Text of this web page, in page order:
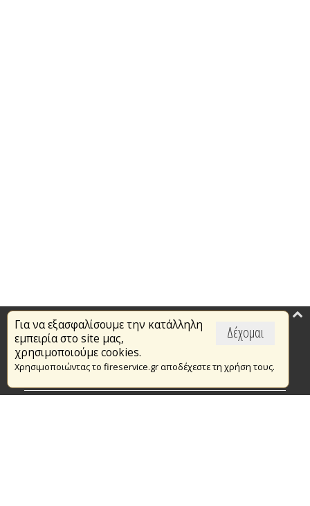
Δέχομαι
Για να εξασφαλίσουμε την κατάλληλη
εμπειρία στο site μας,
χρησιμοποιούμε cookies.
Χρησιμοποιώντας το fireservice.gr αποδέχεστε τη χρήση τους.
Επικαιρότητα
Το Πυροσβεστικό Σώμα